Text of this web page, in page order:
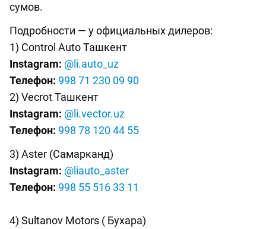
сумов.
Подробности — у официальных дилеров:
1) Control Auto Ташкент
Instagram: @li.auto_uz
Телефон: 998 71 230 09 90
2) Vecrot Ташкент
Instagram: @li.vector.uz
Телефон: 998 78 120 44 55
3) Aster (Самарканд)
Instagram: @liauto_aster
Телефон: 998 55 516 33 11
4) Sultanov Motors ( Бухара)